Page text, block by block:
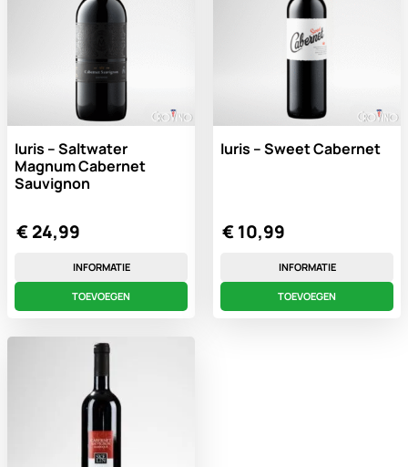
Iuris – Saltwater
Magnum Cabernet
Sauvignon
€24,99
INFORMATIE
TOEVOEGEN
Iuris – Sweet Cabernet
€10,99
INFORMATIE
TOEVOEGEN